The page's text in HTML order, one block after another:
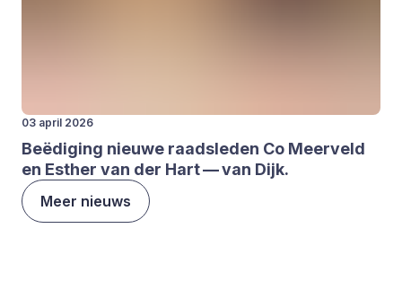
03 april 2026
Beë­di­ging nieu­we raads­le­den Co Meer­veld
en Esther van der Hart — van Dijk.
Meer nieuws